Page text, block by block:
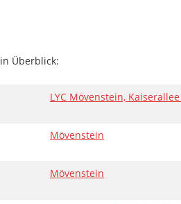
Überblick:
LYC Mövenstein,
Mövenstein
Mövenstein